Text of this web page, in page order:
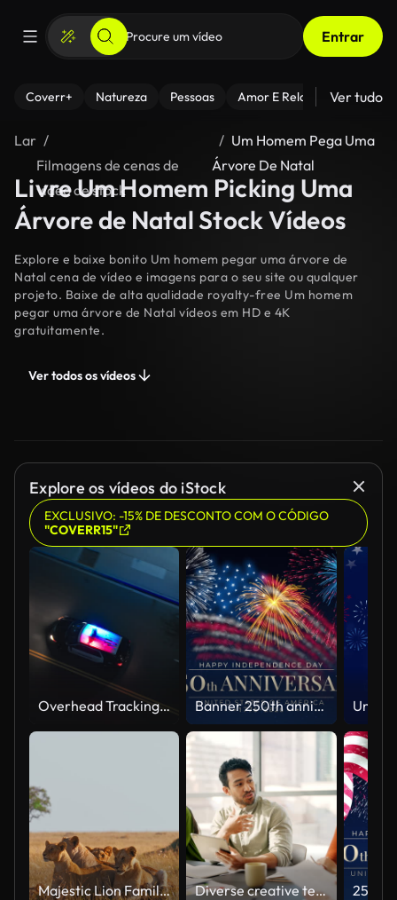
Entrar
Coverr+ Natureza Pessoas Amor E Relacionamentos
Ver tudo
Lar
Filmagens de cenas de
vídeo de stock
Um Homem Pega Uma
Árvore De Natal
Livre Um Homem Picking Uma
Árvore de Natal Stock Vídeos
Explore e baixe bonito Um homem pegar uma árvore de
Natal cena de vídeo e imagens para o seu site ou qualquer
projeto. Baixe de alta qualidade royalty-free Um homem
pegar uma árvore de Natal vídeos em HD e 4K
gratuitamente.
Ver todos os vídeos
Explore os vídeos do iStock
EXCLUSIVO: -15% DE DESCONTO COM O CÓDIGO
"COVERR15"
Overhead Tracking Drone Shot of a Police Car Driving on a City Street with Lights On at Night Banner 250th anniversary of the USA. 250 years of independence. 4th of july 2026 usa independence day, video greeting card. US flag fireworks on blue sky background. Fourth of july. 4k seamless loop
Majestic Lion Family Relaxing in Natural Habitat Under Soft Light Diverse creative team collaborating on a marketing strategy in an office meeting